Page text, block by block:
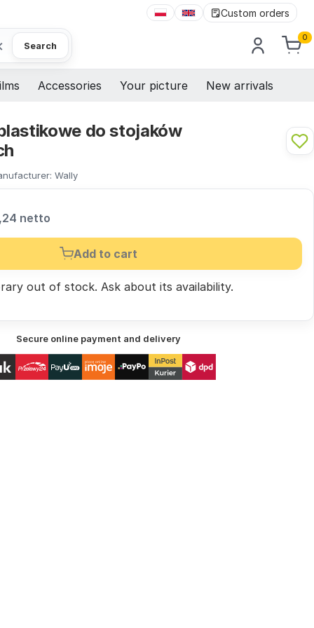
Custom orders
Search
0
Accessories Your picture New arrivals
do stojaków
Wally
netto
Add to cart
out of stock. Ask about its availability.
Secure online payment and delivery